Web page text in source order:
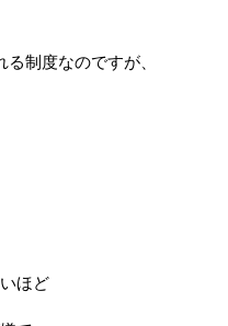
る制度なのですが、
ほど